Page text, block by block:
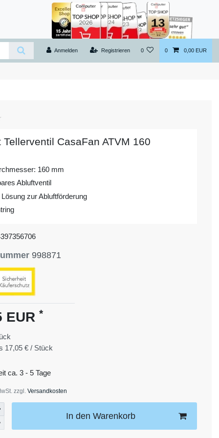
Anmelden Registrieren 0 0 0,00 EUR
Tellerventil CasaFan ATVM 160
160 mm
Abluftventil
zur Abluftförderung
998871
EUR *
17,05 € / Stück
ca. 3 - 5 Tage
zzgl. Versandkosten
In den Warenkorb